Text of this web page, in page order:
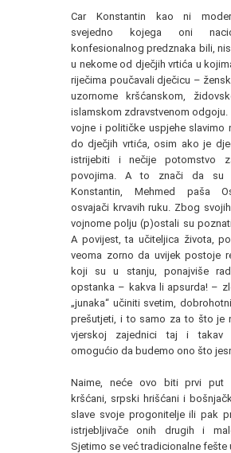
Car Konstantin kao ni
svejedno kojega oni
konfesionalnog predznaka bili,
u nekome od dječjih vrtića u
riječima poučavali dječicu –
uzornome kršćanskom,
islamskom zdravstvenom odgoju.
vojne i političke uspjehe slavimo
do dječjih vrtića, osim ako je
istrijebiti i nečije potomstvo
povojima. A to znači da su
Konstantin, Mehmed paša
osvajači krvavih ruku. Zbog
vojnome polju (p)ostali su
A povijest, ta učiteljica života,
veoma zorno da uvijek postoje
koji su u stanju, ponajviše
opstanka – kakva li apsurda! –
„junaka“ učiniti svetim,
prešutjeti, i to samo za to što je
vjerskoj zajednici taj i takav
omogućio da budemo ono što
Naime, neće ovo biti prvi put
kršćani, srpski hrišćani i
slave svoje progonitelje ili pak
istrjebljivače onih drugih i
Sjetimo se već tradicionalne fešte